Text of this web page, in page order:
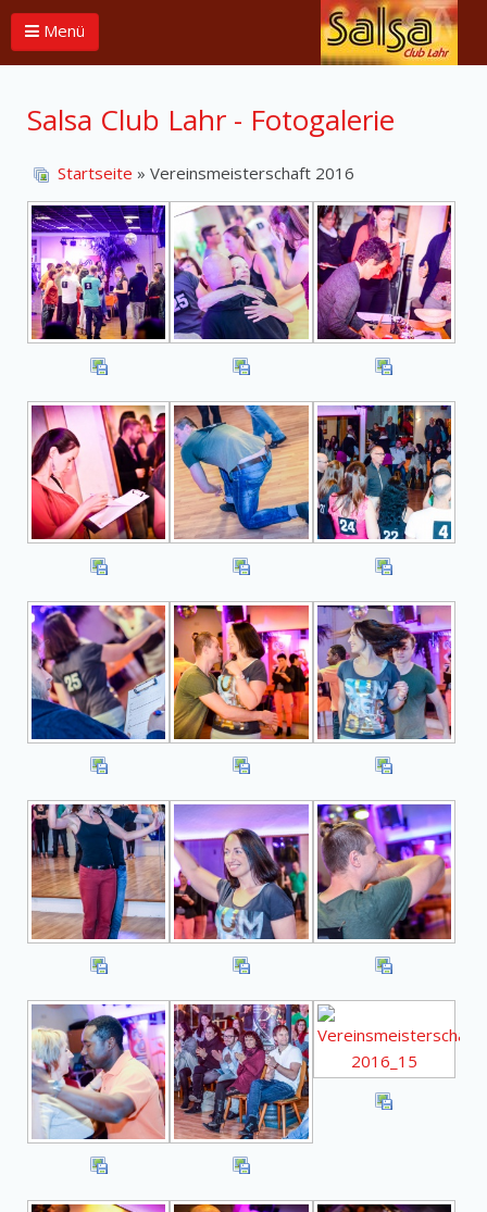
Menü
Salsa Club Lahr - Fotogalerie
Startseite » Vereinsmeisterschaft 2016